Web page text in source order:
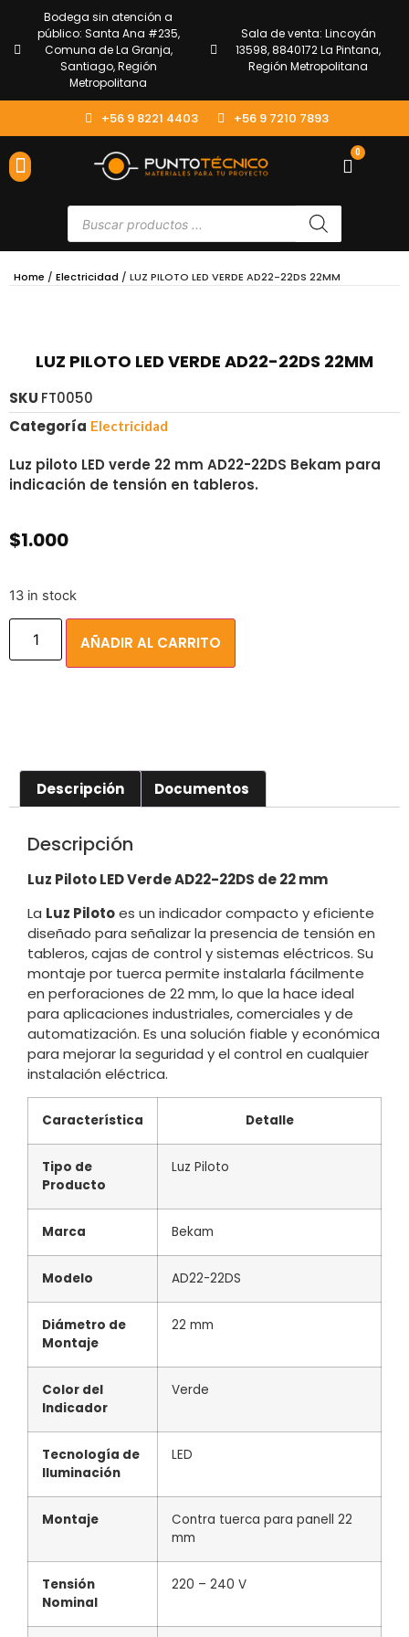
Bodega sin atención a
público: Santa Ana #235,
Comuna de La Granja,
Santiago, Región
Metropolitana
Sala de venta: Lincoyán
13598, 8840172 La Pintana,
Región Metropolitana
+56 9 8221 4403 +56 9 7210 7893
0
Home / Electricidad / LUZ PILOTO LED VERDE AD22-22DS 22MM
LUZ PILOTO LED VERDE AD22-22DS 22MM
SKU FT0050
Categoría Electricidad
Luz piloto LED verde 22 mm AD22-22DS Bekam para
indicación de tensión en tableros.
$1.000
13 in stock
AÑADIR AL CARRITO
Descripción Documentos
Descripción
Luz Piloto LED Verde AD22-22DS de 22 mm
La Luz Pilotoes un indicador compacto y eficiente
diseñado para señalizar la presencia de tensión en
tableros, cajas de control y sistemas eléctricos. Su
montaje por tuerca permite instalarla fácilmente
en perforaciones de 22 mm, lo que la hace ideal
para aplicaciones industriales, comerciales y de
automatización. Es una solución fiable y económica
para mejorar la seguridad y el control en cualquier
instalación eléctrica.
Característica Detalle
Tipo de
Producto
Luz Piloto
Marca Bekam
Modelo AD22-22DS
Diámetro de
Montaje
22 mm
Color del
Indicador
Verde
Tecnología de
Iluminación
LED
Montaje
Contra tuerca para panell 22
mm
Tensión
Nominal
220 – 240 V